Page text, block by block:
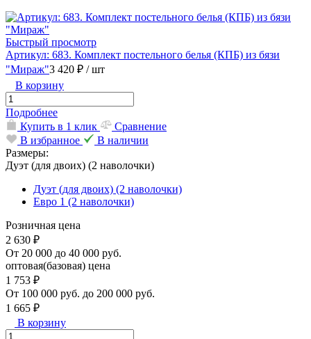
Быстрый просмотр
Артикул: 683. Комплект постельного белья (КПБ) из бязи
"Мираж"3 420 ₽ / шт
В корзину
Подробнее
Купить в 1 клик
Сравнение
В избранное
В наличии
Размеры:
Дуэт (для двоих) (2 наволочки)
Дуэт (для двоих) (2 наволочки)
Евро 1 (2 наволочки)
Розничная цена
2 630 ₽
От 20 000 до 40 000 руб.
оптовая(базовая) цена
1 753 ₽
От 100 000 руб. до 200 000 руб.
1 665 ₽
В корзину